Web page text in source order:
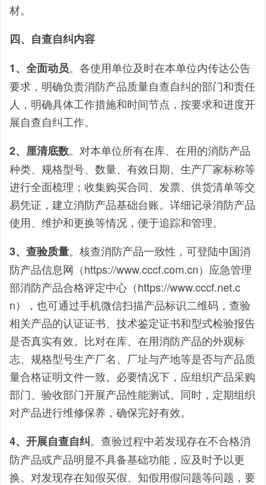
材。
四、自查自纠内容
1、全面动员。各使用单位及时在本单位内传达公告
要求，明确负责消防产品质量自查自纠的部门和责任
人，明确具体工作措施和时间节点，按要求和进度开
展自查自纠工作。
2、厘清底数。对本单位所有在库、在用的消防产品
种类、规格型号、数量、有效日期、生产厂家标称等
进行全面梳理；收集购买合同、发票、供货清单等交
易凭证，建立消防产品基础台账。详细记录消防产品
使用、维护和更换等情况，便于追踪和管理。
3、查验质量。核查消防产品一致性，可登陆中国消
防产品信息网（https://www.cccf.com.cn）应急管理
部消防产品合格评定中心（https://www.cccf.net.c
n），也可通过手机微信扫描产品标识二维码，查验
相关产品的认证证书、技术鉴定证书和型式检验报告
是否真实有效。比对在库、在用消防产品的外观标
志、规格型号生产厂名、厂址与产地等是否与产品质
量合格证明文件一致。必要情况下，应组织产品采购
部门、验收部门开展产品性能测试。同时，定期组织
对产品进行维修保养，确保完好有效。
4、开展自查自纠。查验过程中若发现存在不合格消
防产品或产品明显不具备基础功能，应及时予以更
换。对发现存在知假买假、知假用假问题等问题，要